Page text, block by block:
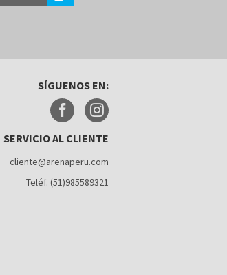
SÍGUENOS EN:
SERVICIO AL CLIENTE
cliente@arenaperu.com
Teléf. (51)985589321